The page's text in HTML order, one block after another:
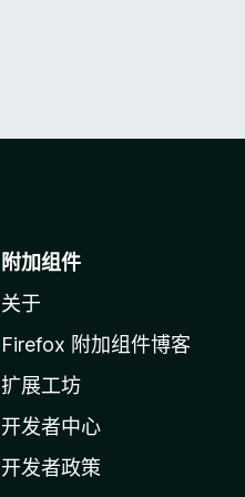
附加组件
关于
Firefox 附加组件博客
扩展工坊
开发者中心
开发者政策